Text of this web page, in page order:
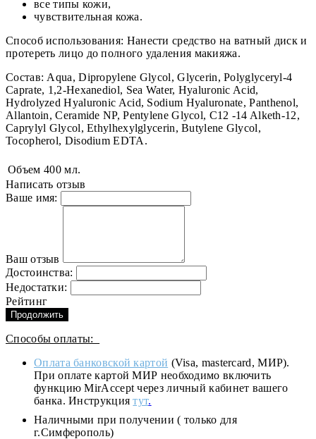
все типы кожи,
чувствительная кожа.
Способ использования: Нанести средство на ватный диск и
протереть лицо до полного удаления макияжа.
Состав: Aqua, Dipropylene Glycol, Glycerin, Polyglyceryl-4
Caprate, 1,2-Hexanediol, Sea Water, Hyaluronic Acid,
Hydrolyzed Hyaluronic Acid, Sodium Hyaluronate, Panthenol,
Allantoin, Ceramide NP, Pentylene Glycol, C12 -14 Alketh-12,
Caprylyl Glycol, Ethylhexylglycerin, Butylene Glycol,
Tocopherol, Disodium EDTA.
Объем 400 мл.
Написать отзыв
Ваше имя:
Ваш отзыв
Достоинства:
Недостатки:
Рейтинг
Продолжить
Способы оплаты:
Оплата банковской картой (Visa, mastercard, МИР).
При оплате картой МИР необходимо включить
функцию MirAccept через личный кабинет вашего
банка. Инструкциятут.
Наличными при получении ( только для
г.Симферополь)